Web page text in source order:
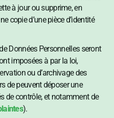
à jour ou supprime, en
copie d’une pièce d’identité
Données Personnelles seront
imposées à par la loi,
ou d’archivage des
de peuvent déposer une
de contrôle, et notamment de
).